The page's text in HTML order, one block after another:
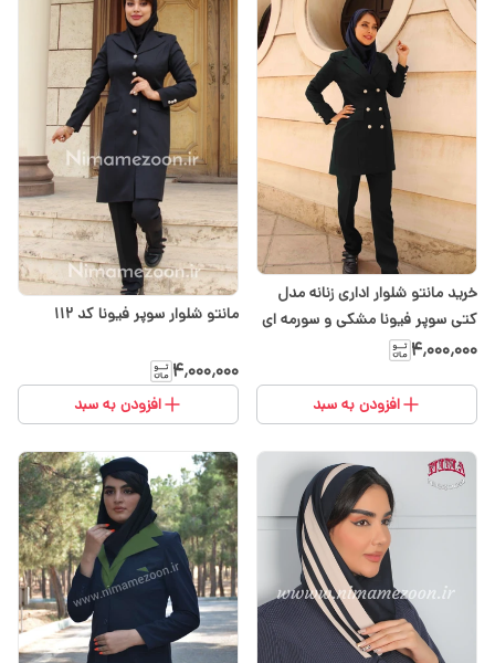
خرید مانتو شلوار اداری زنانه مدل
کتی سوپر فیونا مشکی و سورمه ای
کد 102
۴٬۰۰۰٬۰۰۰
افزودن به سبد
مانتو شلوار سوپر فیونا کد ۱۱۲
۴٬۰۰۰٬۰۰۰
افزودن به سبد